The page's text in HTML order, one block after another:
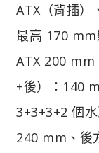
ATX（背插）
最高 170 mm
ATX 200 mm
+後）：140
3+3+3+2 個
240 mm、後